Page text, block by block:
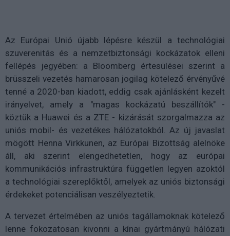
Az Európai Unió újabb lépésre készül a technológiai
szuverenitás és a nemzetbiztonsági kockázatok elleni
fellépés jegyében: a Bloomberg értesülései szerint a
brüsszeli vezetés hamarosan jogilag kötelező érvényűvé
tenné a 2020-ban kiadott, eddig csak ajánlásként kezelt
irányelvet, amely a "magas kockázatú beszállítók" -
köztük a Huawei és a ZTE - kizárását szorgalmazza az
uniós mobil- és vezetékes hálózatokból. Az új javaslat
mögött Henna Virkkunen, az Európai Bizottság alelnöke
áll, aki szerint elengedhetetlen, hogy az európai
kommunikációs infrastruktúra független legyen azoktól
a technológiai szereplőktől, amelyek az uniós biztonsági
érdekeket potenciálisan veszélyeztetik.
A tervezet értelmében az uniós tagállamoknak kötelező
lenne fokozatosan kivonni a kínai gyártmányú hálózati